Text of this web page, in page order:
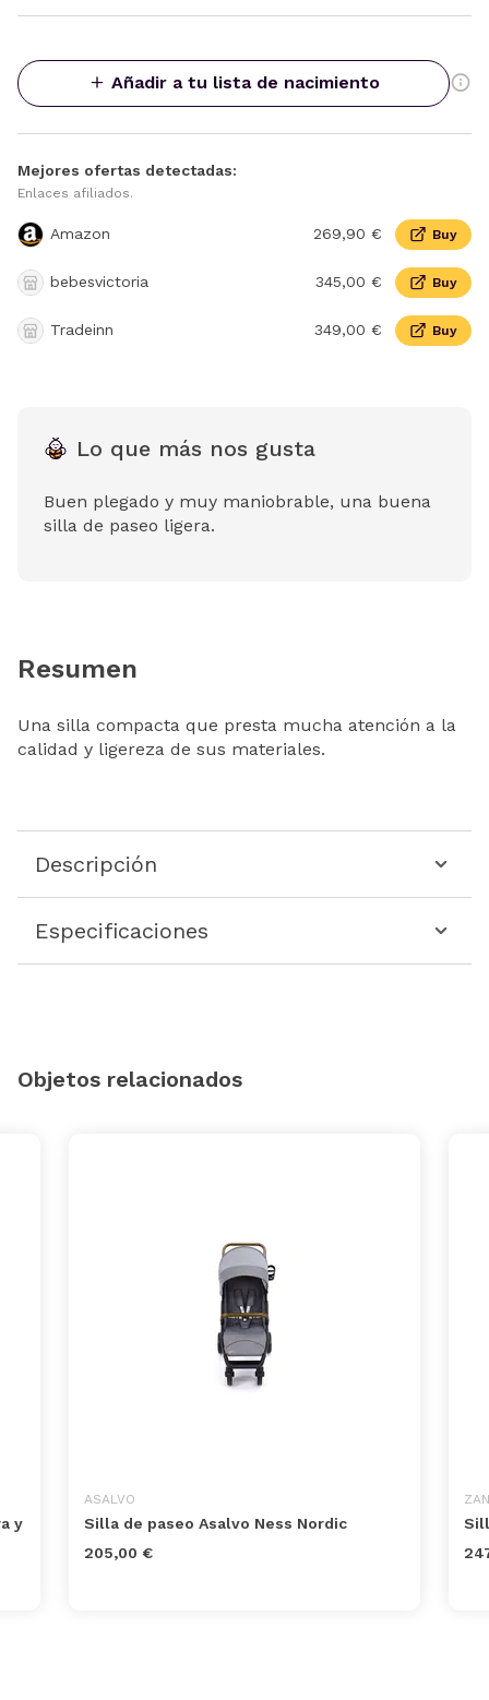
Añadir a tu lista de nacimiento
Mejores ofertas detectadas:
Enlaces afiliados.
Amazon 269,90 € Buy
bebesvictoria 345,00 € Buy
Tradeinn 349,00 € Buy
Lo que más nos gusta
Buen plegado y muy maniobrable, una buena
silla de paseo ligera.
Resumen
Una silla compacta que presta mucha atención a la
calidad y ligereza de sus materiales.
Descripción
Especificaciones
Objetos relacionados
y
ASALVO
Silla de paseo Asalvo Ness Nordic
205,00 €